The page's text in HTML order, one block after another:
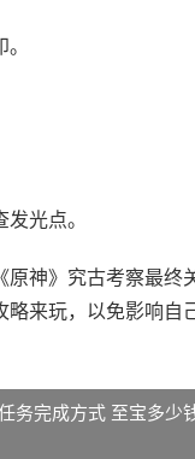
光点。
原神》究古考察最终
来玩，以免影响自
务完成方式 至宝多少